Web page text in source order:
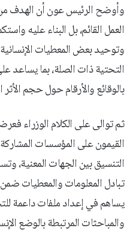
وأوضح الرئيس عون أن الهدف من
العمل القائم، بل البناء عليه
وتوحيد بعض المعطيات
التحتية ذات الصلة، بما
بالوقائع والأرقام حول حجم
ثم توالى على الكلام الوزراء
القيمون على المؤسسات
التنسيق بين الجهات المعنية،
تبادل المعلومات والمعطيات
يساهم في إعداد ملفات داعمة
والمباحثات المرتبطة بالوضع